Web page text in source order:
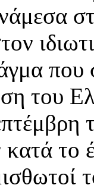
που
του
κατά το